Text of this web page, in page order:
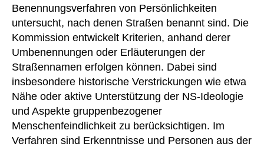
Benennungsverfahren von Persönlichkeiten
untersucht, nach denen Straßen benannt sind. Die
Kommission entwickelt Kriterien, anhand derer
Umbenennungen oder Erläuterungen der
Straßennamen erfolgen können. Dabei sind
insbesondere historische Verstrickungen wie etwa
Nähe oder aktive Unterstützung der NS-Ideologie
und Aspekte gruppenbezogener
Menschenfeindlichkeit zu berücksichtigen. Im
Verfahren sind Erkenntnisse und Personen aus der